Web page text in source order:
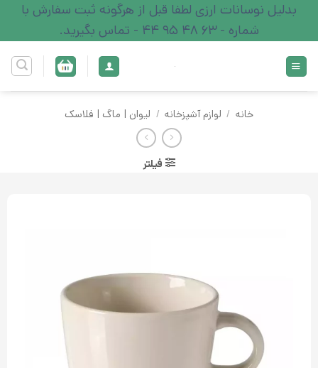
content
بدلیل نوسانات ارزی لطفا قبل از هرگونه ثبت سفارش با
شماره - 63 48 95 44 - تماس بگیرید.
خانه / لوازم آشپزخانه / لیوان | ماگ | فلاسک
فیلتر